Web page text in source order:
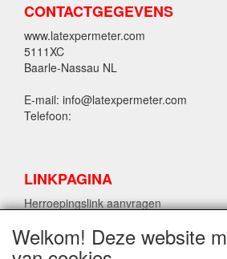
CONTACTGEGEVENS
www.latexpermeter.com
5111XC
Baarle-Nassau NL
E-mail: info@latexpermeter.com
Telefoon:
LINKPAGINA
Herroepingslink aanvragen
Welkom! Deze website